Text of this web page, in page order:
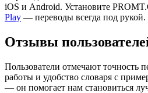
iOS и Android. Установите
Play — переводы всегда под рукой.
Отзывы
Пользователи отмечают точность
работы и удобство словаря с
— он помогает нам становиться